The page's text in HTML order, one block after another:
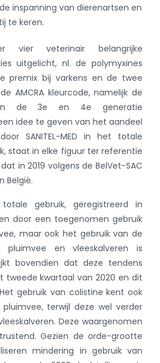
inspanning van dierenartsen en
te keren.
vier veterinair belangrijke
uitgelicht, nl. de polymyxines
premix bij varkens en de twee
AMCRA kleurcode, namelijk de
en de 3e en 4e generatie
idee te geven van het aandeel
SANITEL-MED in het totale
staat in elke figuur ter referentie
in 2019 volgens de BelVet-SAC
België.
gebruik, geregistreerd in
door een toegenomen gebruik
maar ook het gebruik van de
pluimvee en vleeskalveren is
bovendien dat deze tendens
tweede kwartaal van 2020 en dit
gebruik van colistine kent ook
terwijl deze wel verder
Deze waargenomen
Gezien de orde-grootte
mindering in gebruik van